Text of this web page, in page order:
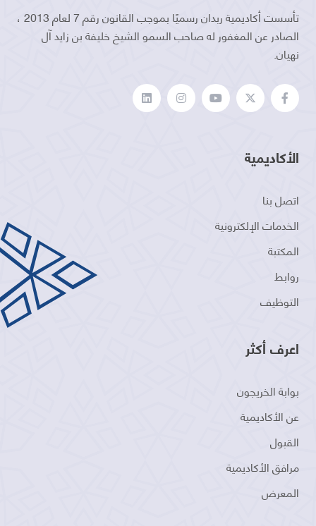
تأسست أكاديمية ربدان رسميًا بموجب القانون رقم 7 لعام 2013 ،
الصادر عن المغفور له صاحب السمو الشيخ خليفة بن زايد آل
نهيان.
الأكاديمية
اتصل بنا
الخدمات الإلكترونية
المكتبة
روابط
التوظيف
اعرف أكثر
بوابة الخريجون
عن الأكاديمية
القبول
مرافق الأكاديمية
المعرض